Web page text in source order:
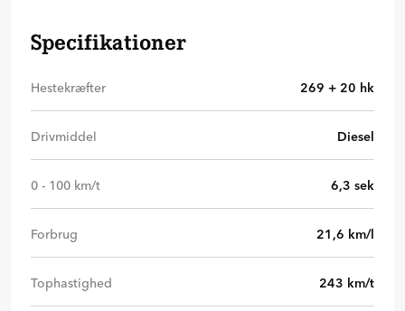
Specifikationer
Hestekræfter 269 + 20 hk
Drivmiddel Diesel
0 - 100 km/t 6,3 sek
Forbrug 21,6 km/l
Tophastighed 243 km/t